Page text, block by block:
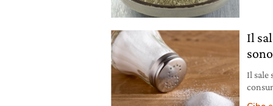
Il
Il sale